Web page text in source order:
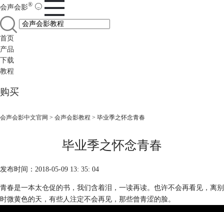
会声会影®
首页
产品
下载
教程
购买
会声会影中文官网 > 会声会影教程 > 毕业季之怀念青春
毕业季之怀念青春
发布时间：2018-05-09 13: 35: 04
青春是一本太仓促的书，我们含着泪，一读再读。也许不会再看见，离别
时微黄色的天，有些人注定不会再见，那些曾青涩的脸。